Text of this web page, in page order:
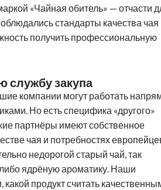
«Чайная обитель» — отчасти
стандарты качества чая
получить профессиональную
службу закупа
компании могут работать
Но есть специфика «другого»
партнёры имеют собственное
чая и потребностях
недорогой старый чай, так
ядрёную ароматику. Наши
продукт считать